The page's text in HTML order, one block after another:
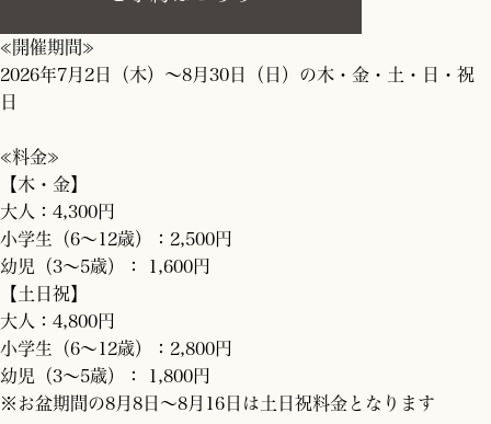
≪開催期間≫
2026年7月2日（木）～8月30日（日）の木・金・土・日・祝
日
≪料金≫
【木・金】
大人：4,300円
小学生（6～12歳）：2,500円
幼児（3～5歳）： 1,600円
【土日祝】
大人：4,800円
小学生（6～12歳）：2,800円
幼児（3～5歳）： 1,800円
※お盆期間の8月8日～8月16日は土日祝料金となります